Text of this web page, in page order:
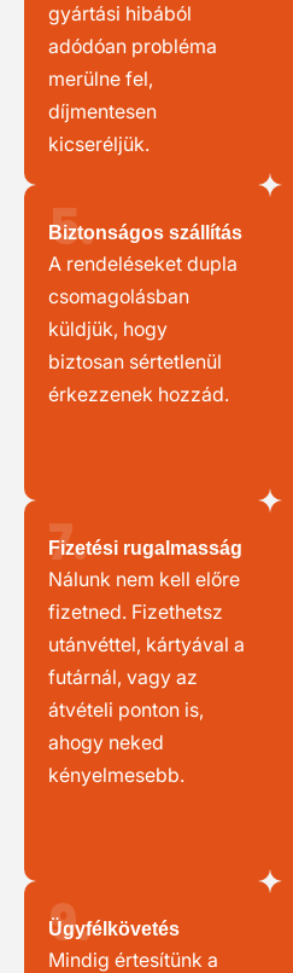
gyártási hibából
adódóan probléma
merülne fel,
díjmentesen
kicseréljük.
5.
Biztonságos szállítás
A rendeléseket dupla
csomagolásban
küldjük, hogy
biztosan sértetlenül
érkezzenek hozzád.
7.
Fizetési rugalmasság
Nálunk nem kell előre
fizetned. Fizethetsz
utánvéttel, kártyával a
futárnál, vagy az
átvételi ponton is,
ahogy neked
kényelmesebb.
9.
Ügyfélkövetés
Mindig értesítünk a